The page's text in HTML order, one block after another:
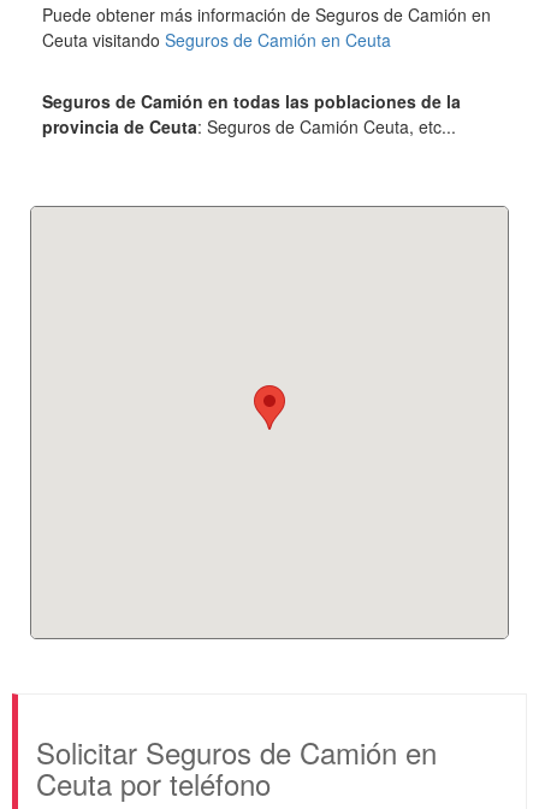
Puede obtener más información de Seguros de Camión en
Ceuta visitando Seguros de Camión en Ceuta
Seguros de Camión en todas las poblaciones de la
provincia de Ceuta: Seguros de Camión Ceuta, etc...
Solicitar Seguros de Camión en
Ceuta por teléfono